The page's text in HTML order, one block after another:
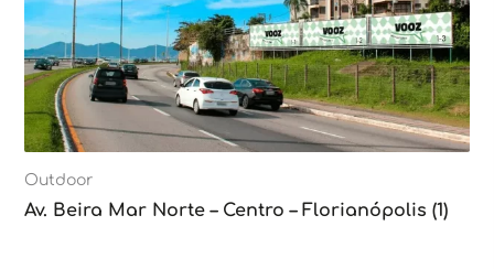
Outdoor
Av. Beira Mar Norte – Centro – Florianópolis (1)